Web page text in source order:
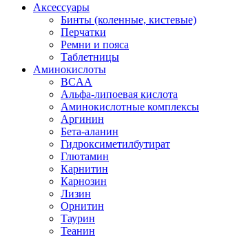
Аксессуары
Бинты (коленные, кистевые)
Перчатки
Ремни и пояса
Таблетницы
Аминокислоты
BCAA
Альфа-липоевая кислота
Аминокислотные комплексы
Аргинин
Бета-аланин
Гидроксиметилбутират
Глютамин
Карнитин
Карнозин
Лизин
Орнитин
Таурин
Теанин